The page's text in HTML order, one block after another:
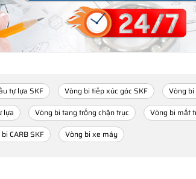
tự lựa SKF Vòng bi tiếp xúc góc SKF Vòng
lựa Vòng bi tang trống chặn trục Vòng bi mắt
CARB SKF Vòng bi xe máy